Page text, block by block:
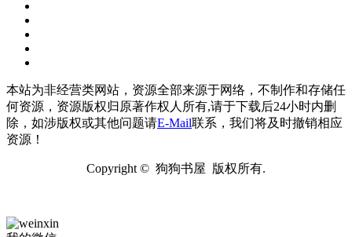
本站为非经营类网站，资源全部来源于网络，不制作和存储任
何资源，资源版权归原著作权人所有,请于下载后24小时内删
除，如涉版权或其他问题请E-Mail联系，我们将及时撤销相应
资源！
Copyright © 狗狗书屋 版权所有.